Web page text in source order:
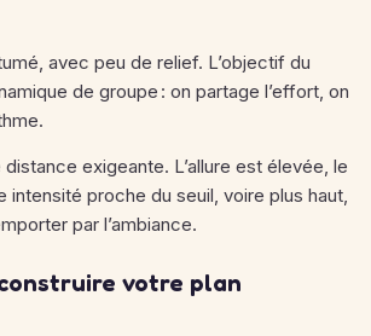
avec peu de relief. L’objectif du
de groupe : on partage l’effort, on
exigeante. L’allure est élevée, le
proche du seuil, voire plus haut,
par l’ambiance.
construire votre plan